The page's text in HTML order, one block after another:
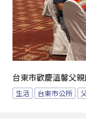
台東市歡慶溫馨父
生活 台東市公所